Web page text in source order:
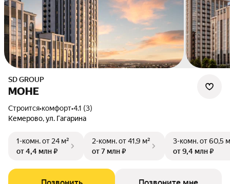
SD GROUP
МОНЕ
Строится•комфорт•4.1 (3)
Кемерово, ул. Гагарина
1-комн.от 24 м²
от 4,4 млн ₽
2-комн.от 41,9 м²
от 7 млн ₽
3-комн.от 60,5
от 9,4 млн ₽